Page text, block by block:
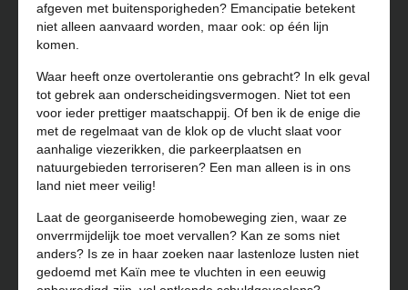
afgeven met buitenspo­righeden? Emancipatie betekent
niet alleen aanvaard worden, maar ook: op één lijn
komen.
Waar heeft onze overtolerantie ons gebracht? In elk geval
tot gebrek aan onderscheidingsver­mogen. Niet tot een
voor ieder prettiger maatschappij. Of ben ik de enige die
met de regelmaat van de klok op de vlucht slaat voor
aanhalige viezerikken, die parkeerplaatsen en
natuurgebie­den terroriseren? Een man alleen is in ons
land niet meer veilig!
Laat de georganiseerde homobeweging zien, waar ze
onverrmijdelijk toe moet vervallen? Kan ze soms niet
anders? Is ze in haar zoeken naar lastenloze lusten niet
gedoemd met Kaïn mee te vluchten in een eeuwig